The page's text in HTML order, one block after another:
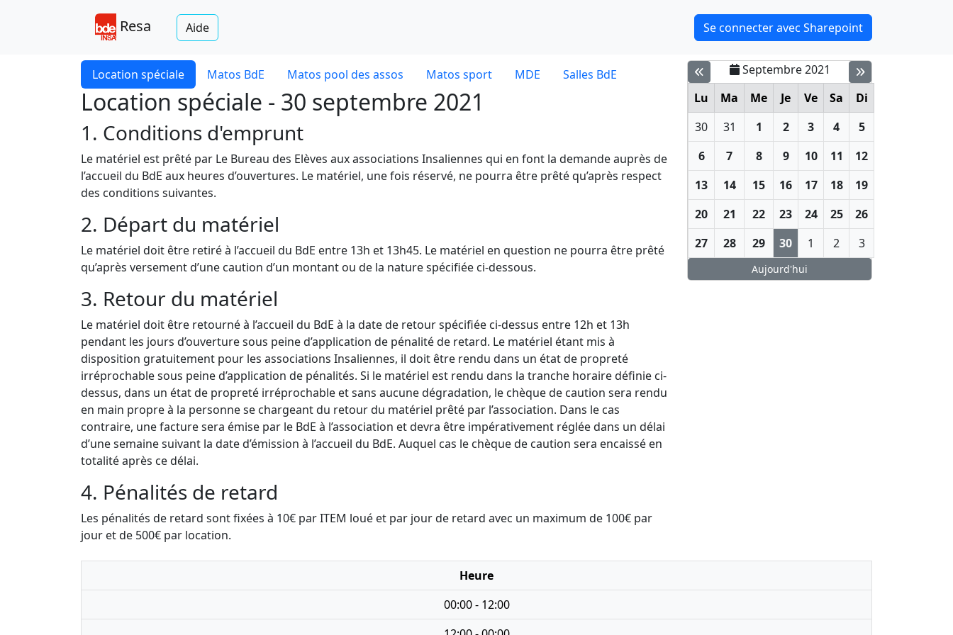
Resa Aide Se connecter avec Sharepoint
Location spéciale Matos BdE Matos pool des assos Matos sport MDE Salles BdE
Location spéciale - 30 septembre 2021
1. Conditions d'emprunt
Le matériel est prêté par Le Bureau des Elèves aux associations Insaliennes qui en font la demande auprès de
l’accueil du BdE aux heures d’ouvertures. Le matériel, une fois réservé, ne pourra être prêté qu’après respect
des conditions suivantes.
2. Départ du matériel
Le matériel doit être retiré à l’accueil du BdE entre 13h et 13h45. Le matériel en question ne pourra être prêté
qu’après versement d’une caution d’un montant ou de la nature spécifiée ci-dessous.
3. Retour du matériel
Le matériel doit être retourné à l’accueil du BdE à la date de retour spécifiée ci-dessus entre 12h et 13h
pendant les jours d’ouverture sous peine d’application de pénalité de retard. Le matériel étant mis à
disposition gratuitement pour les associations Insaliennes, il doit être rendu dans un état de propreté
irréprochable sous peine d’application de pénalités. Si le matériel est rendu dans la tranche horaire définie ci-
dessus, dans un état de propreté irréprochable et sans aucune dégradation, le chèque de caution sera rendu
en main propre à la personne se chargeant du retour du matériel prêté par l’association. Dans le cas
contraire, une facture sera émise par le BdE à l’association et devra être impérativement réglée dans un délai
d’une semaine suivant la date d’émission à l’accueil du BdE. Auquel cas le chèque de caution sera encaissé en
totalité après ce délai.
4. Pénalités de retard
Les pénalités de retard sont fixées à 10€ par ITEM loué et par jour de retard avec un maximum de 100€ par
jour et de 500€ par location.
Septembre 2021
Lu
Ma Me Je Ve Sa
Di
30
31 1 2 3 4
5
6
7 8 9 10 11
12
13
14 15 16 17 18
19
20
21 22 23 24 25
26
27
28 29 30 1 2 3
Aujourd'hui
Heure
00:00 - 12:00